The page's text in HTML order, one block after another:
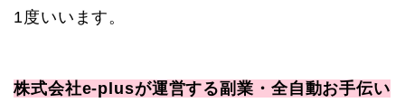
1度いいます。
株式会社e-plusが運営する副業・全自動お手伝い